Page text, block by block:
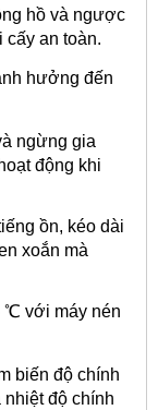
hồ và ngược
an toàn.
hưởng đến
ngừng gia
động khi
ồn, kéo dài
xoắn mà
℃ với máy nén
biến độ chính
nhiệt độ chính